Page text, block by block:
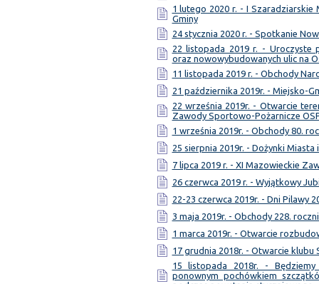
1 lutego 2020 r. - I
Gminy
24 stycznia 2020 r. - Spotkanie
22 listopada 2019 r. - Uroczyste
oraz nowowybudowanych ulic na
11 listopada 2019 r. - Obchody
21 października 2019r. - Miejsko-
22 września 2019r. - Otwarcie
Zawody Sportowo-Pożarnicze
1 września 2019r. - Obchody 80.
25 sierpnia 2019r. - Dożynki Miasta
7 lipca 2019 r. - XI Mazowieckie
26 czerwca 2019 r. - Wyjątkowy
22-23 czerwca 2019r. - Dni Pilawy
3 maja 2019r. - Obchody 228.
1 marca 2019r. - Otwarcie
17 grudnia 2018r. - Otwarcie klubu
15 listopada 2018r. -
ponownym pochówkiem